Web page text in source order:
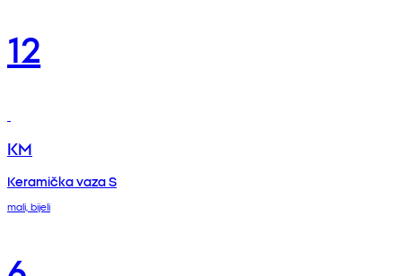
12
KM
Keramička vaza S
mali, bijeli